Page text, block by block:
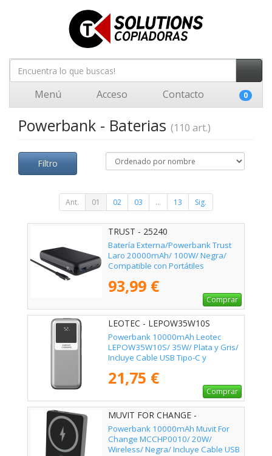
Menú Acceso Contacto 0
Powerbank - Baterias (110 art.)
Filtro
Ant. 01 02 03 ... 13 Sig.
TRUST - 25240
Batería Externa/Powerbank Trust
Laro 20000mAh/ 100W/ Negra/
Compatible con Portátiles
93,99 €
Comprar
LEOTEC - LEPOW35W10S
Powerbank 10000mAh Leotec
LEPOW35W10S/ 35W/ Plata y Gris/
Incluye Cable USB Tipo-C y
21,75 €
Comprar
MUVIT FOR CHANGE -
MCCHP0010
Powerbank 10000mAh Muvit For
Change MCCHP0010/ 20W/
Wireless/ Negra/ Incluye Cable USB